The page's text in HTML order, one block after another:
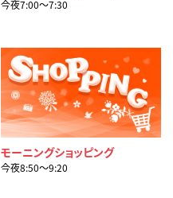
今夜7:00〜7:30
モーニングショッピング
今夜8:50〜9:20